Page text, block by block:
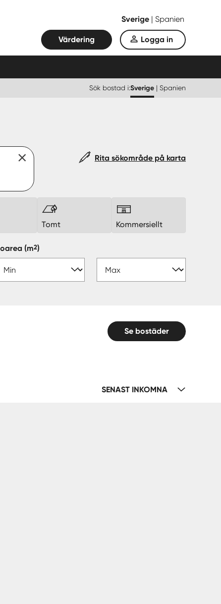
Sverige | Spanien
Värdering Logga in
Sök bostad i:Sverige | Spanien
Rita sökområde på karta
Tomt Kommersiellt
(m2)
Se bostäder
SENAST INKOMNA